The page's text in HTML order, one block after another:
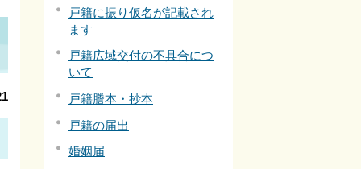
戸籍に振り仮名が記載され
ます
戸籍広域交付の不具合につ
いて
戸籍謄本・抄本
戸籍の届出
婚姻届